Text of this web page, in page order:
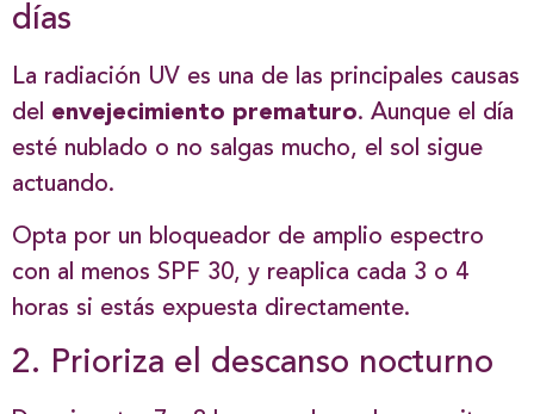
días
La radiación UV es una de las principales causas
del envejecimiento prematuro. Aunque el día
esté nublado o no salgas mucho, el sol sigue
actuando.
Opta por un bloqueador de amplio espectro
con al menos SPF 30, y reaplica cada 3 o 4
horas si estás expuesta directamente.
2. Prioriza el descanso nocturno